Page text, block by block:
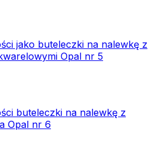
jako buteleczki na nalewkę z
Opal nr 5
buteleczki na nalewkę z
Opal nr 6